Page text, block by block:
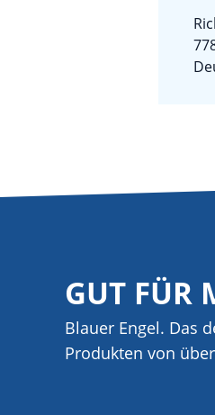
GUT FÜR
Blauer Engel. Das
Produkten von